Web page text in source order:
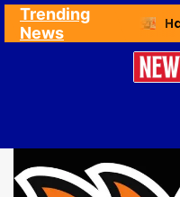
Trending
News